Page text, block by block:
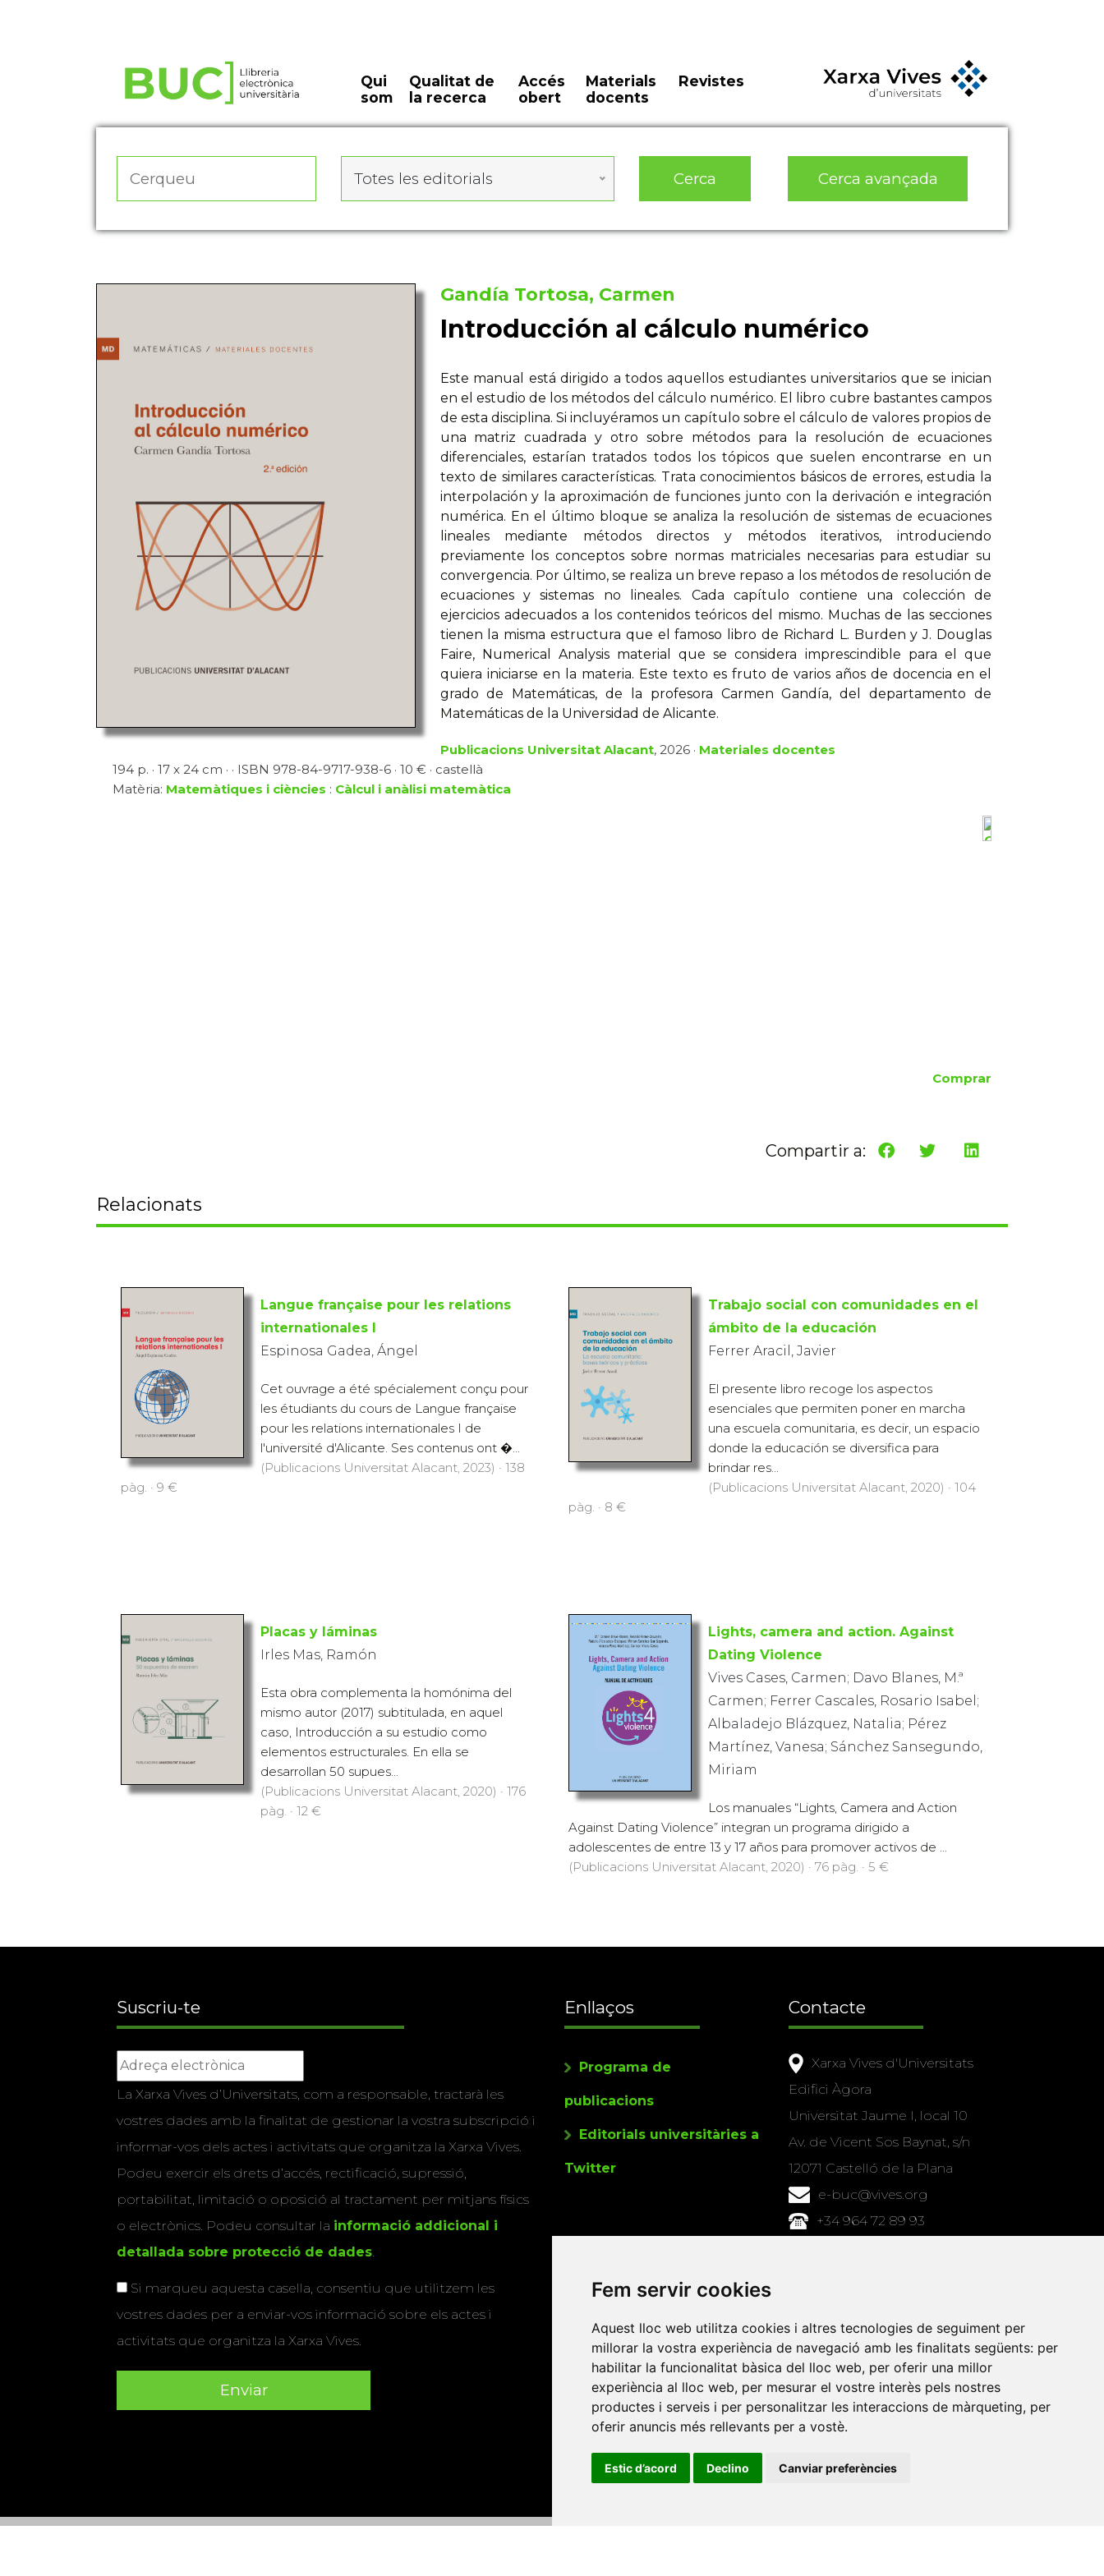
Fem servir cookies
Aquest lloc web utilitza cookies i altres tecnologies de seguiment per
millorar la vostra experiència de navegació amb les finalitats següents: per
habilitar la funcionalitat bàsica del lloc web, per oferir una millor
experiència al lloc web, per mesurar el vostre interès pels nostres
productes i serveis i per personalitzar les interaccions de màrqueting, per
oferir anuncis més rellevants per a vostè.
Estic d’acord Declino Canviar preferències
Qui
som
Qualitat de
la recerca
Accés
obert
Materials
docents
Revistes
Totes les editorials Cerca Cerca avançada
Gandía Tortosa, Carmen
Introducción al cálculo numérico
Este manual está dirigido a todos aquellos estudiantes universitarios que se inician
en el estudio de los métodos del cálculo numérico. El libro cubre bastantes campos
de esta disciplina. Si incluyéramos un capítulo sobre el cálculo de valores propios de
una matriz cuadrada y otro sobre métodos para la resolución de ecuaciones
diferenciales, estarían tratados todos los tópicos que suelen encontrarse en un
texto de similares características. Trata conocimientos básicos de errores, estudia la
interpolación y la aproximación de funciones junto con la derivación e integración
numérica. En el último bloque se analiza la resolución de sistemas de ecuaciones
lineales mediante métodos directos y métodos iterativos, introduciendo
previamente los conceptos sobre normas matriciales necesarias para estudiar su
convergencia. Por último, se realiza un breve repaso a los métodos de resolución de
ecuaciones y sistemas no lineales. Cada capítulo contiene una colección de
ejercicios adecuados a los contenidos teóricos del mismo. Muchas de las secciones
tienen la misma estructura que el famoso libro de Richard L. Burden y J. Douglas
Faire, Numerical Analysis material que se considera imprescindible para el que
quiera iniciarse en la materia. Este texto es fruto de varios años de docencia en el
grado de Matemáticas, de la profesora Carmen Gandía, del departamento de
Matemáticas de la Universidad de Alicante.
Publicacions Universitat Alacant, 2026 · Materiales docentes
194 p. · 17 x 24 cm · · ISBN 978-84-9717-938-6 · 10 € · castellà
Matèria: Matemàtiques i ciències : Càlcul i anàlisi matemàtica
Comprar
Compartir a:
Relacionats
Langue française pour les relations
internationales I
Espinosa Gadea, Ángel
Cet ouvrage a été spécialement conçu pour
les étudiants du cours de Langue française
pour les relations internationales I de
l'université d'Alicante. Ses contenus ont �...
(Publicacions Universitat Alacant, 2023) · 138
pàg. · 9 €
Trabajo social con comunidades en el
ámbito de la educación
Ferrer Aracil, Javier
El presente libro recoge los aspectos
esenciales que permiten poner en marcha
una escuela comunitaria, es decir, un espacio
donde la educación se diversifica para
brindar res...
(Publicacions Universitat Alacant, 2020) · 104
pàg. · 8 €
Placas y láminas
Irles Mas, Ramón
Esta obra complementa la homónima del
mismo autor (2017) subtitulada, en aquel
caso, Introducción a su estudio como
elementos estructurales. En ella se
desarrollan 50 supues...
(Publicacions Universitat Alacant, 2020) · 176
pàg. · 12 €
Lights, camera and action. Against
Dating Violence
Vives Cases, Carmen; Davo Blanes, M.ª
Carmen; Ferrer Cascales, Rosario Isabel;
Albaladejo Blázquez, Natalia; Pérez
Martínez, Vanesa; Sánchez Sansegundo,
Miriam
Los manuales “Lights, Camera and Action
Against Dating Violence” integran un programa dirigido a
adolescentes de entre 13 y 17 años para promover activos de ...
(Publicacions Universitat Alacant, 2020) · 76 pàg. · 5 €
Suscriu-te
La Xarxa Vives d’Universitats, com a responsable, tractarà les
vostres dades amb la finalitat de gestionar la vostra subscripció i
informar-vos dels actes i activitats que organitza la Xarxa Vives.
Podeu exercir els drets d’accés, rectificació, supressió,
portabilitat, limitació o oposició al tractament per mitjans físics
o electrònics. Podeu consultar la informació addicional i
detallada sobre protecció de dades
Si marqueu aquesta casella, consentiu que utilitzem les
vostres dades per a enviar-vos informació sobre els actes i
activitats que organitza la Xarxa Vives.
Enllaços
Programa de
publicacions
Editorials universitàries a
Twitter
Contacte
Xarxa Vives d'Universitats
Edifici Àgora
Universitat Jaume I, local 10
Av. de Vicent Sos Baynat, s/n
12071 Castelló de la Plana
e-buc@vives.org
+34 964 72 89 93